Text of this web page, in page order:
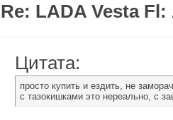
Re: LADA Vesta
Цитата:
просто купить и ездить, не
с тазокишками это нереально, с